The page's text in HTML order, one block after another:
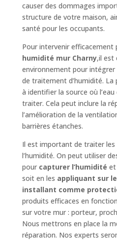
causer des dommages
structure de votre maison,
santé pour les occupants.
Pour intervenir efficacement
humidité mur Charny,il est
environnement pour
de traitement d’humidité.
à identifier la source où
traiter. Cela peut inclure la
l’amélioration de la
barrières étanches.
Il est important de traiter les
l’humidité. On peut utiliser
pour capturer l’humidité et
soit en les appliquant sur
installant comme
produits efficaces en
sur votre mur : porteur,
Nous mettrons en place la
réparation. Nos experts